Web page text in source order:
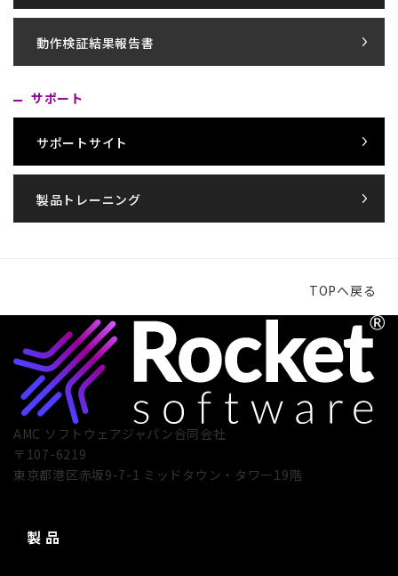
動作検証結果報告書
サポート
サポートサイト
製品トレーニング
TOPへ戻る
AMC ソフトウェアジャパン合同会社
〒107-6219
東京都港区赤坂9-7-1 ミッドタウン・タワー19階
製 品